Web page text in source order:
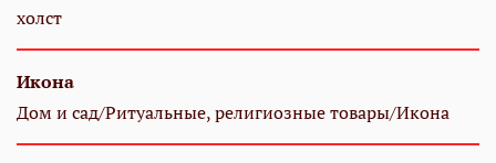
холст
Икона
Дом и сад/Ритуальные, религиозные товары/Икона